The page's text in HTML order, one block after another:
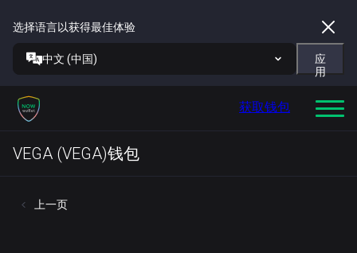
选择语言以获得最佳体验
中文 (中国)
应
用
获取钱包
VEGA (VEGA)钱包
上一页